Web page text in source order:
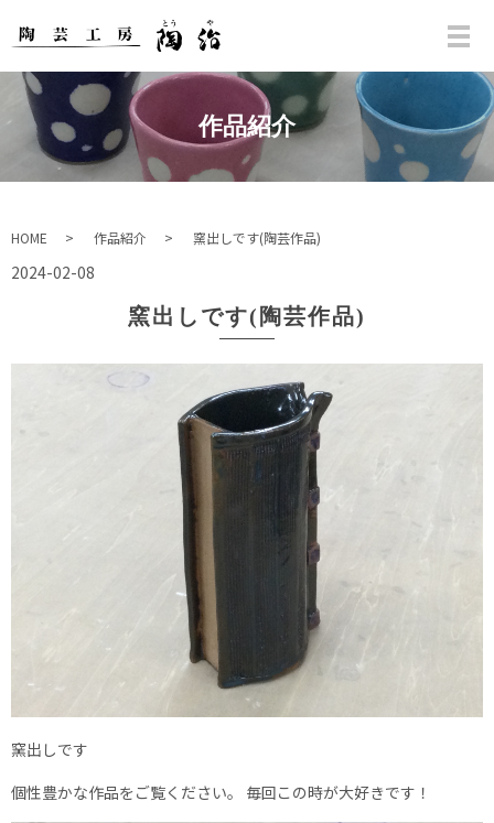
作品紹介
HOME 作品紹介 窯出しです(陶芸作品)
2024-02-08
窯出しです(陶芸作品)
窯出しです
個性豊かな作品をご覧ください。 毎回この時が大好きです！